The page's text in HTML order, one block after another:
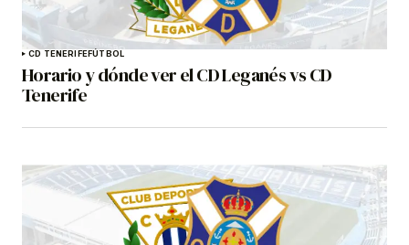
CD TENERIFEFÚTBOL
Horario y dónde ver el CD Leganés vs CD
Tenerife